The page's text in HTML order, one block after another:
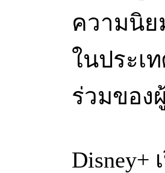
ความนิย
ในประเ
ร่วมของ